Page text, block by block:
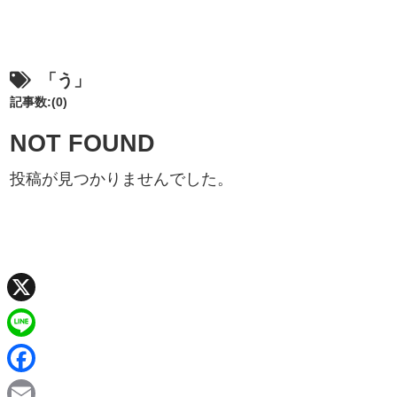
「う」
記事数:(0)
NOT FOUND
投稿が見つかりませんでした。
X
L
F